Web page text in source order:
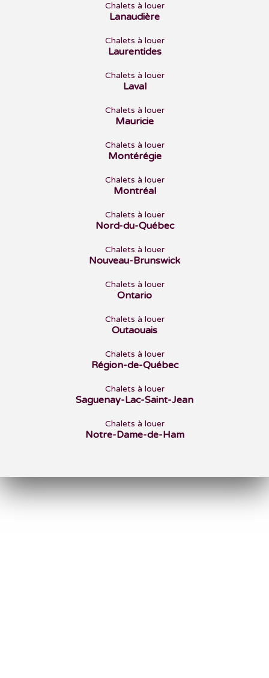
Chalets à louer
Lanaudière
Chalets à louer
Laurentides
Chalets à louer
Laval
Chalets à louer
Mauricie
Chalets à louer
Montérégie
Chalets à louer
Montréal
Chalets à louer
Nord-du-Québec
Chalets à louer
Nouveau-Brunswick
Chalets à louer
Ontario
Chalets à louer
Outaouais
Chalets à louer
Région-de-Québec
Chalets à louer
Saguenay-Lac-Saint-Jean
Chalets à louer
Notre-Dame-de-Ham